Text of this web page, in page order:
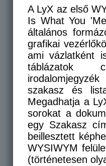
A LyX az első
Is What You
általános
grafikai
ami vázlatként
táblázatok
szakasz és
Megadhatja a
sorokat a
egy Szakasz
beillesztett
WYSIWYM
(történetesen